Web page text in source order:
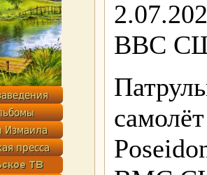
ВВС